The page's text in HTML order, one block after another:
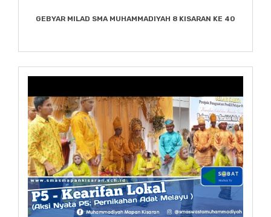
GEBYAR MILAD SMA MUHAMMADIYAH 8 KISARAN KE 40